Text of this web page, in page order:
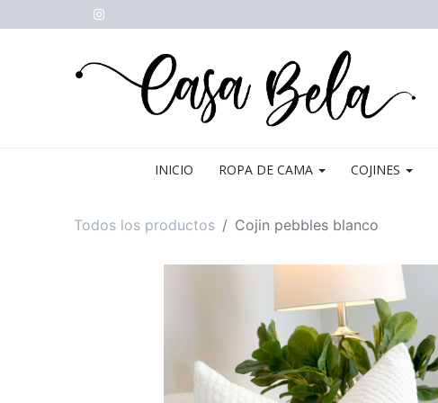
INICIO ROPA DE CAMA COJINES
Todos los productos Cojin pebbles blanco